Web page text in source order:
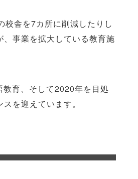
校舎を7カ所に削減したりし
事業を拡大している教育施
育、そして2020年を目処
を迎えています。